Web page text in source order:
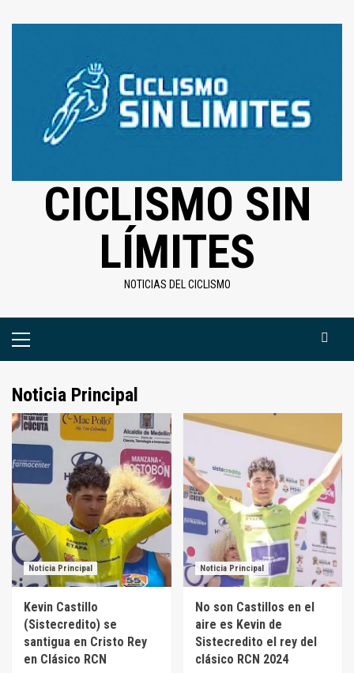
CICLISMO SIN
LÍMITES
NOTICIAS DEL CICLISMO
Noticia Principal
Noticia Principal
Kevin Castillo
(Sistecredito) se
santigua en Cristo Rey
en Clásico RCN
Noticia Principal
No son Castillos en el
aire es Kevin de
Sistecredito el rey del
clásico RCN 2024